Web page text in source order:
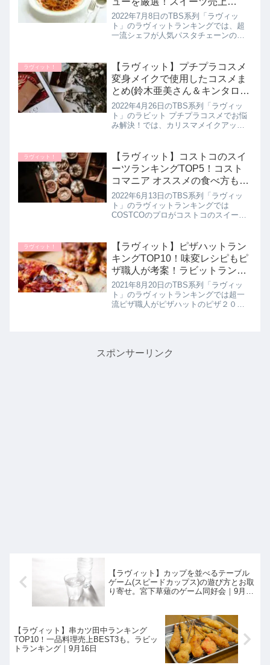
TOP3も。ラビットランキング
｜7月8日
2022年7月8日のTBS系列「ラヴィッ
ト」のラヴィットランキングでは、超
一流シェフが人気パスタチェーンのポ
品を試食してガチンコ採点！プロが厳
選した 本当に美味しいポポラ...
ラヴィット！
【ラヴィット】プチプラコスメ
変身メイクで使用したコスメま
とめ(鈴木亜美さん＆キンタロー
さんのお悩み解決 )4月26日
2022年4月26日のTBS系列「ラヴィッ
ト」のラビット プチプラコスメでお悩
み解決！では、カリスマメイクアップ
て鈴木亜美さんとキンタローさんのお
悩みを解決させるメイク方法...
ラヴィット！
【ラヴィット】コストコのスイ
ーツランキングTOP5！コスト
コマニア オススメの食べ方も。
ラビットランキング｜6月13日
2022年6月13日のTBS系列「ラヴィッ
ト」のラヴィットランキングでは
COSTCOのプロがコストコのスイーツ
す。今回はこれまでの食品ランキング
TOP3、レトルト・インスタ...
ラヴィット！
【ラヴィット】ピザハットラン
キングTOP10！味変レシピもピ
ザ職人が考案！ラビットランキ
ング
2021年8月20日のTBS系列「ラヴィッ
ト」のラヴィットランキングでは超一
流ピザ職人がピザハットのピザ２０品
スポンサーリンク
【ラヴィット】カップを並べるテーブル
ゲーム(スピードカップス)の遊び方とお取
り寄せ。宮下草薙のゲーム同好会｜9月16
【ラヴィット】串カツ田中ランキング
TOP10！一品料理売上BEST3も。ラビッ
トランキング｜9月16日